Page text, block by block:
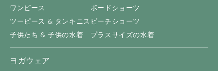
ワンピース
ツーピース & タンキニス
子供たち & 子供の水着
ボードショーツ
ビーチショーツ
プラスサイズの水着
ヨガウェア